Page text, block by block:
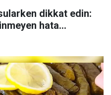
dikkat edin:
hata...